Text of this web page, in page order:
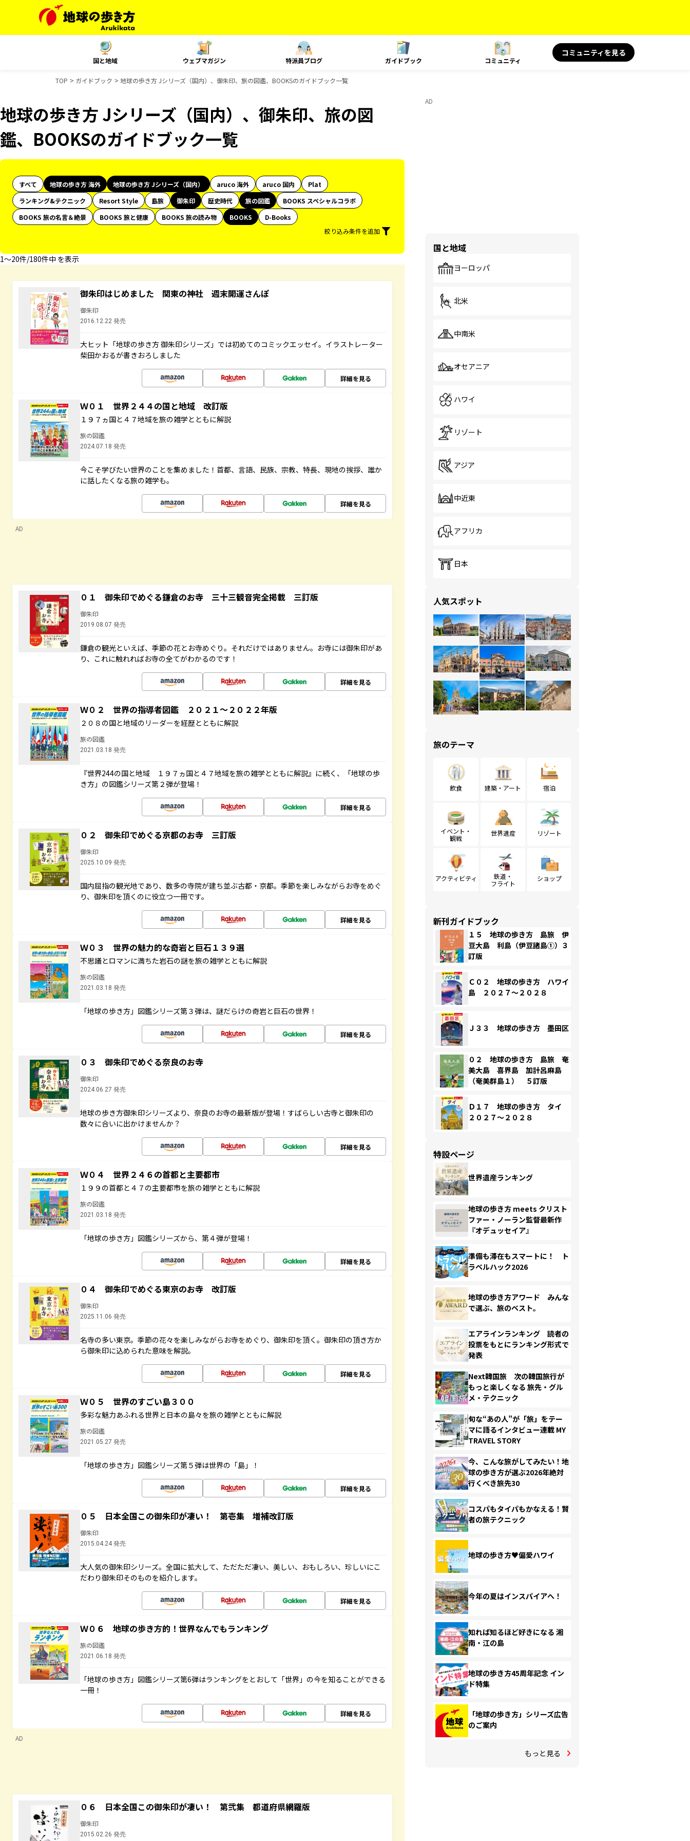
国と地域 ウェブマガジン 特派員ブログ ガイドブック コミュニティ
コミュニティを見る
TOP ガイドブック 地球の歩き方 Jシリーズ（国内）、御朱印、旅の図鑑、BOOKSのガイドブック一覧
地球の歩き方 Jシリーズ（国内）、御朱印、旅の図
鑑、BOOKSのガイドブック一覧
すべて 地球の歩き方 海外 地球の歩き方 Jシリーズ（国内） aruco 海外 aruco 国内
Plat
ランキング&テクニック
Resort Style 島旅 御朱印 歴史時代 旅の図鑑
BOOKS スペシャルコラボ
BOOKS 旅の名言＆絶景
BOOKS 旅と健康 BOOKS 旅の読み物 BOOKS
D-Books
絞り込み条件を追加
1〜20件/180件中 を表示
御朱印はじめました 関東の神社 週末開運さんぽ
御朱印
2016.12.22 発売
大ヒット「地球の歩き方 御朱印シリーズ」では初めてのコミックエッセイ。イラストレーター
柴田かおるが書きおろしました
詳細を見る
Ｗ０１ 世界２４４の国と地域 改訂版
１９７ヵ国と４７地域を旅の雑学とともに解説
旅の図鑑
2024.07.18 発売
今こそ学びたい世界のことを集めました！首都、言語、民族、宗教、特長、現地の挨拶、誰か
に話したくなる旅の雑学も。
詳細を見る
AD
０１ 御朱印でめぐる鎌倉のお寺 三十三観音完全掲載 三訂版
御朱印
2019.08.07 発売
鎌倉の観光といえば、季節の花とお寺めぐり。それだけではありません。お寺には御朱印があ
り、これに触れればお寺の全てがわかるのです！
詳細を見る
Ｗ０２ 世界の指導者図鑑 ２０２１～２０２２年版
２０８の国と地域のリーダーを経歴とともに解説
旅の図鑑
2021.03.18 発売
『世界244の国と地域 １９７ヵ国と４７地域を旅の雑学とともに解説』に続く、「地球の歩
き方」の図鑑シリーズ第２弾が登場！
詳細を見る
０２ 御朱印でめぐる京都のお寺 三訂版
御朱印
2025.10.09 発売
国内屈指の観光地であり、数多の寺院が建ち並ぶ古都・京都。季節を楽しみながらお寺をめぐ
り、御朱印を頂くのに役立つ一冊です。
詳細を見る
Ｗ０３ 世界の魅力的な奇岩と巨石１３９選
不思議とロマンに満ちた岩石の謎を旅の雑学とともに解説
旅の図鑑
2021.03.18 発売
「地球の歩き方」図鑑シリーズ第３弾は、謎だらけの奇岩と巨石の世界！
詳細を見る
０３ 御朱印でめぐる奈良のお寺
御朱印
2024.06.27 発売
地球の歩き方御朱印シリーズより、奈良のお寺の最新版が登場！すばらしい古寺と御朱印の
数々に合いに出かけませんか？
詳細を見る
Ｗ０４ 世界２４６の首都と主要都市
１９９の首都と４７の主要都市を旅の雑学とともに解説
旅の図鑑
2021.03.18 発売
「地球の歩き方」図鑑シリーズから、第４弾が登場！
詳細を見る
０４ 御朱印でめぐる東京のお寺 改訂版
御朱印
2025.11.06 発売
名寺の多い東京。季節の花々を楽しみながらお寺をめぐり、御朱印を頂く。御朱印の頂き方か
ら御朱印に込められた意味を解説。
詳細を見る
Ｗ０５ 世界のすごい島３００
多彩な魅力あふれる世界と日本の島々を旅の雑学とともに解説
旅の図鑑
2021.05.27 発売
「地球の歩き方」図鑑シリーズ第５弾は世界の「島」！
詳細を見る
０５ 日本全国この御朱印が凄い！ 第壱集 増補改訂版
御朱印
2015.04.24 発売
大人気の御朱印シリーズ。全国に拡大して、ただただ凄い、美しい、おもしろい、珍しいにこ
だわり御朱印そのものを紹介します。
詳細を見る
Ｗ０６ 地球の歩き方的！世界なんでもランキング
旅の図鑑
2021.06.18 発売
「地球の歩き方」図鑑シリーズ第6弾はランキングをとおして「世界」の今を知ることができる
一冊！
詳細を見る
AD
０６ 日本全国この御朱印が凄い！ 第弐集 都道府県網羅版
御朱印
2015.02.26 発売
AD
国と地域
ヨーロッパ
北米
中南米
オセアニア
ハワイ
リゾート
アジア
中近東
アフリカ
日本
人気スポット
旅のテーマ
飲食 建築・アート 宿泊
イベント・
観戦
世界遺産 リゾート
アクティビティ
鉄道・
フライト
ショップ
新刊ガイドブック
１５ 地球の歩き方 島旅 伊
豆大島 利島（伊豆諸島①）３
訂版
Ｃ０２ 地球の歩き方 ハワイ
島 ２０２７～２０２８
Ｊ３３ 地球の歩き方 墨田区
０２ 地球の歩き方 島旅 奄
美大島 喜界島 加計呂麻島
（奄美群島１） ５訂版
Ｄ１７ 地球の歩き方 タイ
２０２７～２０２８
特設ページ
世界遺産ランキング
地球の歩き方 meets クリスト
ファー・ノーラン監督最新作
『オデュッセイア』
準備も滞在もスマートに！ ト
ラベルハック2026
地球の歩き方アワード みんな
で選ぶ、旅のベスト。
エアラインランキング 読者の
投票をもとにランキング形式で
発表
Next韓国旅 次の韓国旅行が
もっと楽しくなる 旅先・グル
メ・テクニック
旬な“あの人”が「旅」をテー
マに語るインタビュー連載 MY
TRAVEL STORY
今、こんな旅がしてみたい！地
球の歩き方が選ぶ2026年絶対
行くべき旅先30
コスパもタイパもかなえる！賢
者の旅テクニック
地球の歩き方♥偏愛ハワイ
今年の夏はインスパイアへ！
知れば知るほど好きになる 湘
南・江の島
地球の歩き方45周年記念 イン
ド特集
「地球の歩き方」シリーズ広告
のご案内
もっと見る